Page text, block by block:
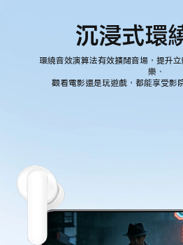
沉浸式環
環繞音效演算法有效擴闊音場，提升
樂、
觀看電影還是玩遊戲，都能享受影